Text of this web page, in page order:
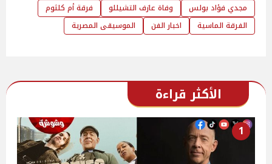
مجدي فؤاد بولس وفاة عازف التشيللو
فرقة أم كلثوم
الفرقة الماسية
اخبار الفن الموسيقى المصرية
الأكثر قراءة
1